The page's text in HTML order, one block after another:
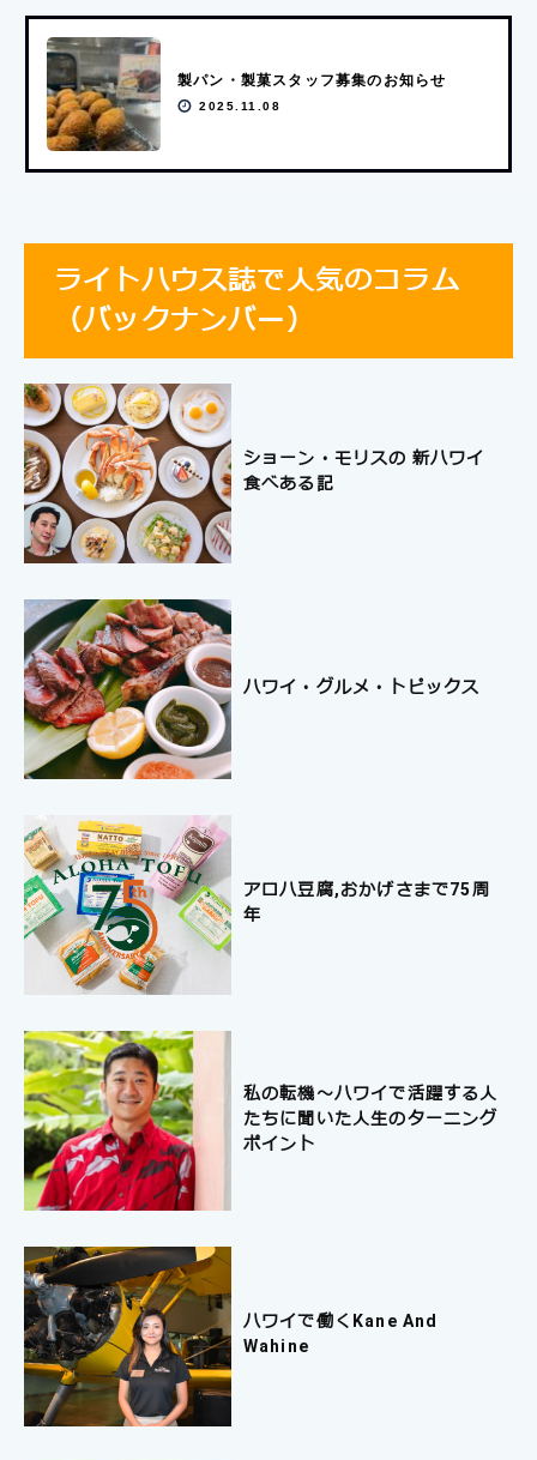
製パン・製菓スタッフ募集のお知らせ
2025.11.08
ライトハウス誌で人気のコラム
（バックナンバー）
ショーン・モリスの 新ハワイ
食べある記
ハワイ・グルメ・トピックス
アロハ豆腐,おかげさまで75周
年
私の転機～ハワイで活躍する人
たちに聞いた人生のターニング
ポイント
ハワイで働くKane And
Wahine